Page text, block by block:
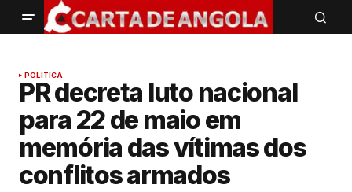
POLITICA
PR decreta luto nacional
para 22 de maio em
memória das vítimas dos
conflitos armados